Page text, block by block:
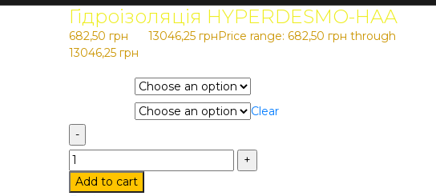
Гідроізоляція HYPERDESMO-HAA
682,50грн 13046,25грнPrice range: 682,50 грн through
13046,25 грн
Clear
Add to cart